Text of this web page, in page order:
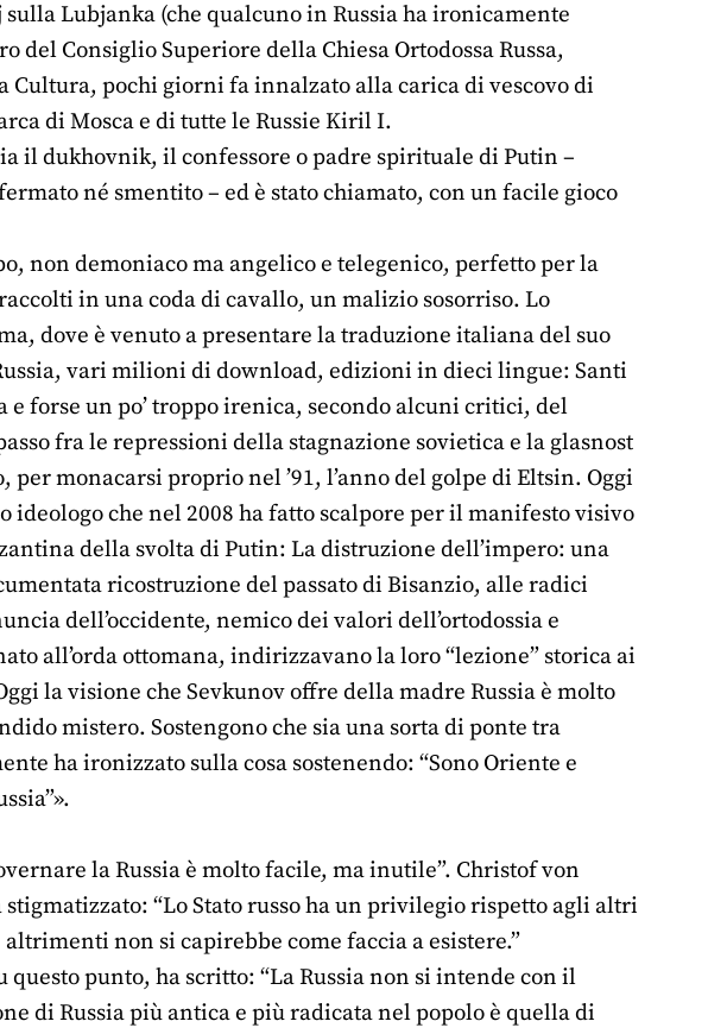
Lubjanka (che qualcuno in Russia ha ironicamente
Consiglio Superiore della Chiesa Ortodossa Russa,
Cultura, pochi giorni fa innalzato alla carica di vescovo di
di Mosca e di tutte le Russie Kiril I.
il dukhovnik, il confessore o padre spirituale di Putin –
né smentito – ed è stato chiamato, con un facile gioco
non demoniaco ma angelico e telegenico, perfetto per la
in una coda di cavallo, un malizio sosorriso. Lo
dove è venuto a presentare la traduzione italiana del suo
vari milioni di download, edizioni in dieci lingue: Santi
forse un po’ troppo irenica, secondo alcuni critici, del
fra le repressioni della stagnazione sovietica e la glasnost
monacarsi proprio nel ’91, l’anno del golpe di Eltsin. Oggi
che nel 2008 ha fatto scalpore per il manifesto visivo
della svolta di Putin: La distruzione dell’impero: una
ricostruzione del passato di Bisanzio, alle radici
dell’occidente, nemico dei valori dell’ortodossia e
all’orda ottomana, indirizzavano la loro “lezione” storica ai
la visione che Sevkunov offre della madre Russia è molto
mistero. Sostengono che sia una sorta di ponte tra
ha ironizzato sulla cosa sostenendo: “Sono Oriente e
la Russia è molto facile, ma inutile”. Christof von
“Lo Stato russo ha un privilegio rispetto agli altri
non si capirebbe come faccia a esistere.”
punto, ha scritto: “La Russia non si intende con il
di Russia più antica e più radicata nel popolo è quella di